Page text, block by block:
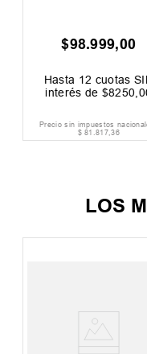
$98.999,00
Hasta 12 cuotas
interés de $8250
Precio sin impuestos
$ 81.817,36
LOS